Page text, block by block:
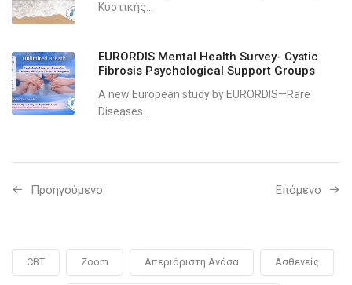
Κυστικής...
EURORDIS Mental Health Survey- Cystic
Fibrosis Psychological Support Groups
A new European study by EURORDIS—Rare
Diseases...
Προηγούμενo Επόμενο
CBT Zoom Απεριόριστη Ανάσα Ασθενείς